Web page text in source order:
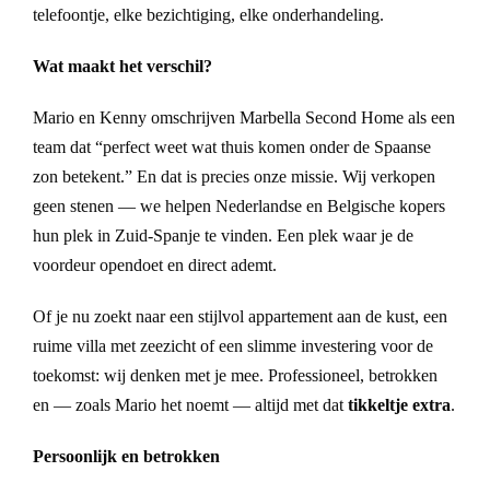
telefoontje, elke bezichtiging, elke onderhandeling.
Wat maakt het verschil?
Mario en Kenny omschrijven Marbella Second Home als een
team dat “perfect weet wat thuis komen onder de Spaanse
zon betekent.” En dat is precies onze missie. Wij verkopen
geen stenen — we helpen Nederlandse en Belgische kopers
hun plek in Zuid-Spanje te vinden. Een plek waar je de
voordeur opendoet en direct ademt.
Of je nu zoekt naar een stijlvol appartement aan de kust, een
ruime villa met zeezicht of een slimme investering voor de
toekomst: wij denken met je mee. Professioneel, betrokken
en — zoals Mario het noemt — altijd met dat tikkeltje extra.
Persoonlijk en betrokken